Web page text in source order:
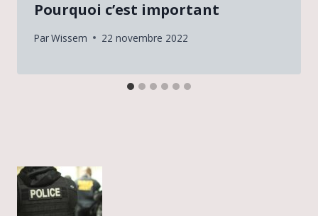
Pourquoi c’est important
ParWissem 22 novembre 2022